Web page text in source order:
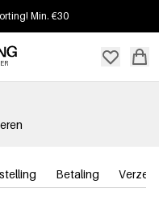
Min. €30
Betaling